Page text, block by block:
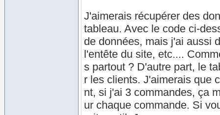
J'aimerais récupérer des
tableau. Avec le code ci-
de données, mais j'ai aussi
l'entête du site, etc....
s partout ? D'autre part, le
r les clients. J'aimerais que
nt, si j'ai 3 commandes, ça
ur chaque commande. Si